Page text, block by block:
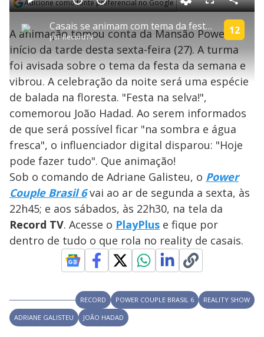
Adicione como fonte preferencial no Google
P
l
a
y
V
i
d
e
o
Casais se animam com tema da festa e Hadad dispara: "Hoje pode fazer tudo" | Power Couple Brasil 6
porRecordTV
12
P V
a
r
0
e
g
n
d
o
s
A
n
ç
a
1
s
e
u
n
o
s
M
u
d
o
d
e
5
.
9
7
%
F
l
s
c
e
n
C
o
m
p
a
i
l
a
A animação tomou conta da Mansão Power no
início da tarde desta sexta-feira (27). A turma
foi avisada sobre o tema da festa da semana e
vibrou. A celebração da noite será uma espécie
de balada na floresta. "Festa na selva!",
comemorou João Hadad. Ao serem informados
de que será possível ficar "na sombra e água
fresca", o influenciador digital disparou: "Hoje
pode fazer tudo". Que animação!
Sob o comando de Adriane Galisteu, o Power
Couple Brasil 6vai ao ar de segunda a sexta, às
22h45; e aos sábados, às 22h30, na tela da
Record TV. Acesse o PlayPlus e fique por
dentro de tudo o que rola no reality de casais.
RECORD POWER COUPLE BRASIL 6
REALITY SHOW
ADRIANE GALISTEU
JOÃO HADAD